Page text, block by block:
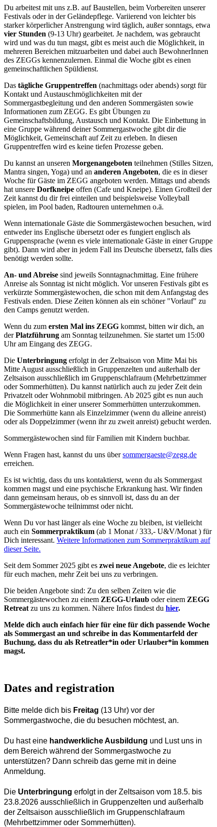
Du arbeitest mit uns z.B. auf Baustellen, beim Vorbereiten unserer
Festivals oder in der Geländepflege. Variierend von leichter bis
starker körperlicher Anstrengung wird täglich, außer sonntags, etwa
vier Stunden (9-13 Uhr) gearbeitet. Je nachdem, was gebraucht
wird und was du tun magst, gibt es meist auch die Möglichkeit, in
mehreren Bereichen mitzuarbeiten und dabei auch BewohnerInnen
des ZEGGs kennenzulernen. Einmal die Woche gibt es einen
gemeinschaftlichen Spüldienst.
Das tägliche Gruppentreffen (nachmittags oder abends) sorgt für
Kontakt und Austauschmöglichkeiten mit der
Sommergastbegleitung und den anderen Sommergästen sowie
Informationen zum ZEGG. Es gibt Übungen zu
Gemeinschaftsbildung, Austausch und Kontakt. Die Einbettung in
eine Gruppe während deiner Sommergastwoche gibt dir die
Möglichkeit, Gemeinschaft auf Zeit zu erleben. In diesen
Gruppentreffen wird es keine tiefen Prozesse geben.
Du kannst an unseren Morgenangeboten teilnehmen (Stilles Sitzen,
Mantra singen, Yoga) und an anderen Angeboten, die es in dieser
Woche für Gäste im ZEGG angeboten werden. Mittags und abends
hat unsere Dorfkneipe offen (Cafe und Kneipe). Einen Großteil der
Zeit kannst du dir frei einteilen und beispielsweise Volleyball
spielen, im Pool baden, Radtouren unternehmen o.ä.
Wenn internationale Gäste die Sommergästewochen besuchen, wird
entweder ins Englische übersetzt oder es fungiert englisch als
Gruppensprache (wenn es viele internationale Gäste in einer Gruppe
gibt). Dann wird aber in jedem Fall ins Deutsche übersetzt, falls dies
benötigt werden sollte.
An- und Abreise sind jeweils Sonntagnachmittag. Eine frühere
Anreise als Sonntag ist nicht möglich. Vor unseren Festivals gibt es
verkürzte Sommergästewochen, die schon mit dem Anfangstag des
Festivals enden. Diese Zeiten können als ein schöner "Vorlauf" zu
den Camps genutzt werden.
Wenn du zum ersten Mal ins ZEGG kommst, bitten wir dich, an
derPlatzführung am Sonntag teilzunehmen. Sie startet um 15:00
Uhr am Eingang des ZEGG.
Die Unterbringung erfolgt in der Zeltsaison von Mitte Mai bis
Mitte August ausschließlich in Gruppenzelten und außerhalb der
Zeltsaison ausschließlich im Gruppenschlafraum (Mehrbettzimmer
oder Sommerhütten). Du kannst natürlich auch zu jeder Zeit dein
Privatzelt oder Wohnmobil mitbringen. Ab 2025 gibt es nun auch
die Möglichkeit in einer unserer Sommerhütten unterzukommen.
Die Sommerhütte kann als Einzelzimmer (wenn du alleine anreist)
oder als Doppelzimmer (wenn ihr zu zweit anreist) gebucht werden.
Sommergästewochen sind für Familien mit Kindern buchbar.
Wenn Fragen hast, kannst du uns über
erreichen.
Es ist wichtig, dass du uns kontaktierst, wenn du als Sommergast
kommen magst und eine psychische Erkrankung hast. Wir finden
dann gemeinsam heraus, ob es sinnvoll ist, dass du an der
Sommergästewoche teilnimmst oder nicht.
Wenn Du vor hast länger als eine Woche zu bleiben, ist vielleicht
auch ein Sommerpraktikum (ab 1 Monat / 333,- U&V/Monat ) für
Dich interessant. Weitere Informationen zum Sommerpraktikum auf
dieser Seite.
Seit dem Sommer 2025 gibt es zwei neue Angebote, die es leichter
für euch machen, mehr Zeit bei uns zu verbringen.
Die beiden Angebote sind: Zu den selben Zeiten wie die
Sommergästewochen zu einem ZEGG-Urlaub oder einem ZEGG
Retreatzu uns zu kommen. Nähere Infos findest du hier.
Melde dich auch einfach hier für eine für dich passende Woche
als Sommergast an und schreibe in das Kommentarfeld der
Buchung, dass du als Retreatler*in oder Urlauber*in kommen
magst.
Dates and registration
Bitte melde dich bis Freitag (13 Uhr) vor der
Sommergastwoche, die du besuchen möchtest, an.
Du hast eine handwerkliche Ausbildung und Lust uns in
dem Bereich während der Sommergastwoche zu
unterstützen? Dann schreib das gerne mit in deine
Anmeldung.
Die Unterbringung erfolgt in der Zeltsaison vom 18.5. bis
23.8.2026 ausschließlich in Gruppenzelten und außerhalb
der Zeltsaison ausschließlich im Gruppenschlafraum
(Mehrbettzimmer oder Sommerhütten).